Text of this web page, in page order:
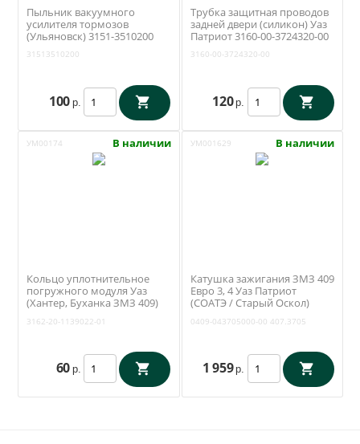
Пыльник вакуумного
усилителя тормозов
(Ульяновск) 3151-3510200
31513510200
100 р.
Трубка защитная проводов
задней двери (силикон) Уаз
Патриот 3160-00-3724320-00
3160-00-3724320-00
120 р.
УМ00174 В наличии
Кольцо уплотнительное
погружного модуля Уаз
(Хантер, Буханка ЗМЗ 409)
бака) (ОАО УАЗ) 3162-20-
3162-20-1139022-01
60 р.
УМ001629 В наличии
Катушка зажигания ЗМЗ 409
Евро 3, 4 Уаз Патриот
(СОАТЭ / Старый Оскол)
0409-043705000-00 407.3705
1 959 р.